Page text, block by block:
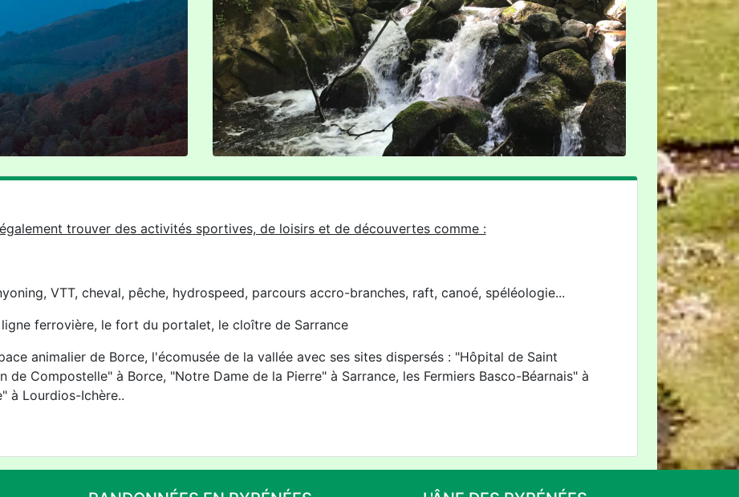
trouver des activités sportives, de loisirs et de découvertes comme :
VTT, cheval, pêche, hydrospeed, parcours accro-branches, raft, canoé, spéléologie...
ferrovière, le fort du portalet, le cloître de Sarrance
animalier de Borce, l'écomusée de la vallée avec ses sites dispersés : "Hôpital de Saint
de Compostelle" à Borce, "Notre Dame de la Pierre" à Sarrance, les Fermiers Basco-Béarnais" à
à Lourdios-Ichère..